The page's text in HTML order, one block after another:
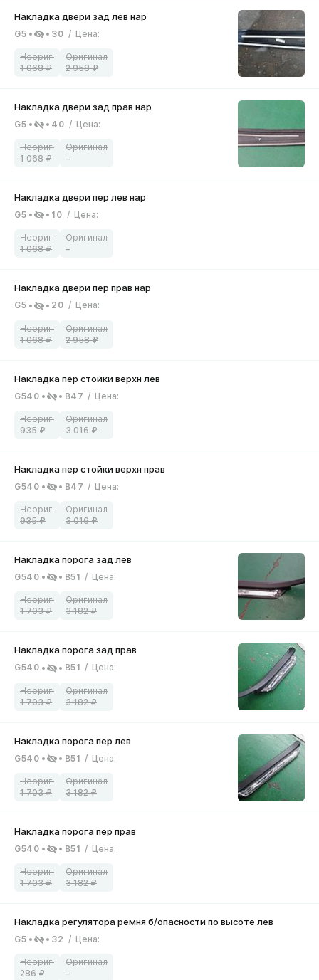
G5 30 / Цена:
1 068 2 958
G5 40 / Цена:
1 068 –
G5 10 / Цена:
1 068 –
G5 20 / Цена:
1 068 2 958
G540 B47 / Цена:
935 3 016
G540 B47 / Цена:
935 3 016
G540 B51 / Цена:
1 703 3 182
G540 B51 / Цена:
1 703 3 182
G540 B51 / Цена:
1 703 3 182
G540 B51 / Цена:
1 703 3 182
G5 32 / Цена:
286 –